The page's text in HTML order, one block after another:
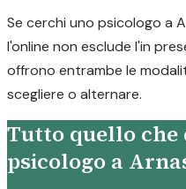
Se cerchi uno psicologo a
l'online non esclude l'in
offrono entrambe le
scegliere o alternare.
Tutto quello che
psicologo a